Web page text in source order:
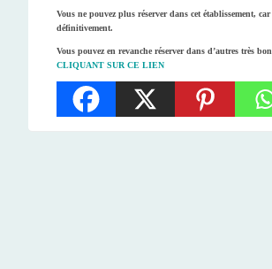
Vous ne pouvez plus réserver dans cet établissement,
définitivement.
Vous pouvez en revanche réserver dans d’autres très
CLIQUANT SUR CE LIEN